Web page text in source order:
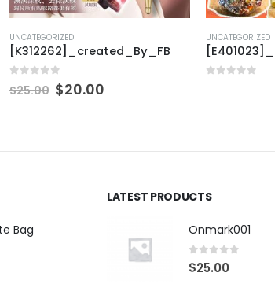
UNCATEGORIZED
[K312262]_created_By_FB
out of 5
$25.00 $20.00
UNCATEGORIZED
Bag
5
LATEST PRODUCTS
Onmark001
0 out of 5
$25.00